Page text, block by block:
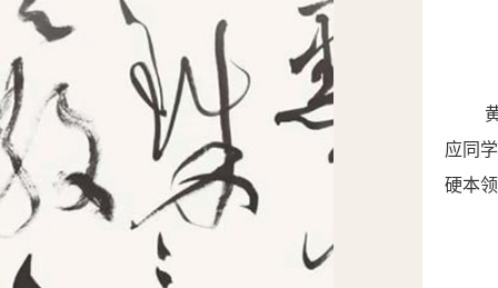
应同
硬本